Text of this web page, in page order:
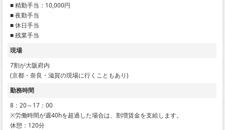
■ 精勤手当：10,000円
■ 夜勤手当
■ 休日手当
■ 残業手当
現場
7割が大阪府内
(京都・奈良・滋賀の現場に行くこともあり)
勤務時間
8：20～17：00
※労働時間が週40hを超過した場合は、割増賃金を支給します。
休憩：120分